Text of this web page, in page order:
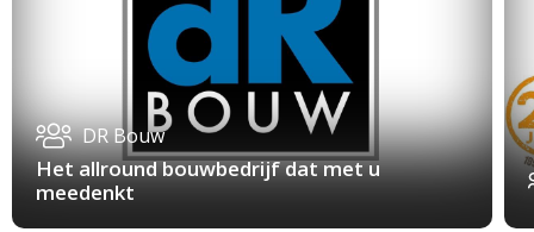
DR Bouw
Het allround bouwbedrijf dat met u
meedenkt